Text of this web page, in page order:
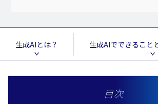
生成AIとは？ 生成AIでできること
目次